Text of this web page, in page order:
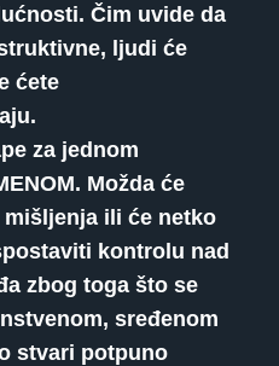
Čim uvide da
ljudi će
ćete
za jednom
Možda će
ili će netko
kontrolu nad
zbog toga što se
sređenom
stvari potpuno